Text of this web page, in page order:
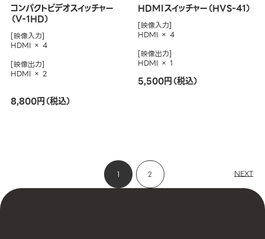
コンパクトビデオスイッチャー
（V-1HD）
[映像入力]
HDMI × 4
[映像出力]
HDMI × 2
8,800円（税込）
HDMIスイッチャー（HVS-41）
[映像入力]
HDMI × 4
[映像出力]
HDMI × 1
5,500円（税込）
1 2 NEXT